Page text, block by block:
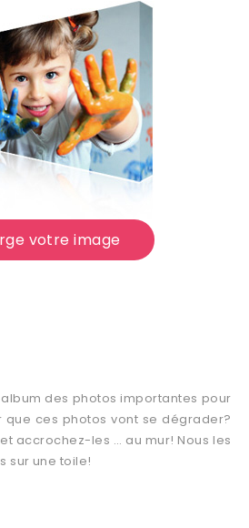
votre image
des photos importantes pour
que ces photos vont se dégrader?
accrochez-les … au mur! Nous les
sur une toile!